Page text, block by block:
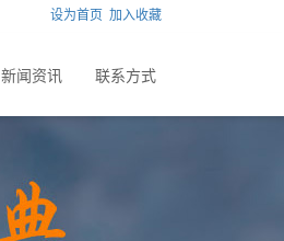
设为首页 加入收藏
新闻资讯 联系方式